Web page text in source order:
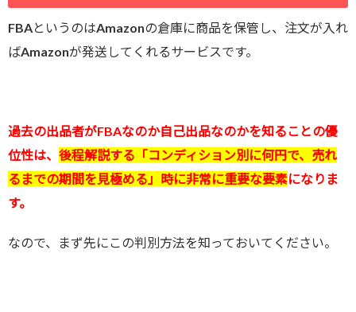
FBAというのはAmazonの倉庫に商品を保管し、注文が入れ
ばAmazonが発送してくれるサービスです。
過去の出品者がFBAなのか自己出品なのかを知ることの優
位性は、 後程解説する「コンディション別に何円で、売れ
るまでの期間を見極める」時に非常に重要な要素になりま
す。
なので、まず先にこの判別方法を知っておいてください。